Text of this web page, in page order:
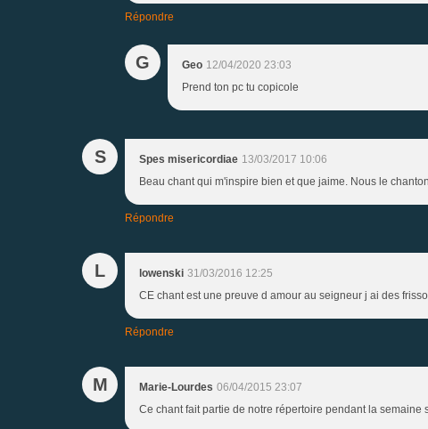
Répondre
G Geo 12/04/2020 23:03
Prend ton pc tu copicole
S Spes misericordiae 13/03/2017 10:06
Beau chant qui m'inspire bien et que jaime. Nous le
Répondre
L lowenski 31/03/2016 12:25
CE chant est une preuve d amour au seigneur j ai des
Répondre
M Marie-Lourdes 06/04/2015 23:07
Ce chant fait partie de notre répertoire pendant la semaine